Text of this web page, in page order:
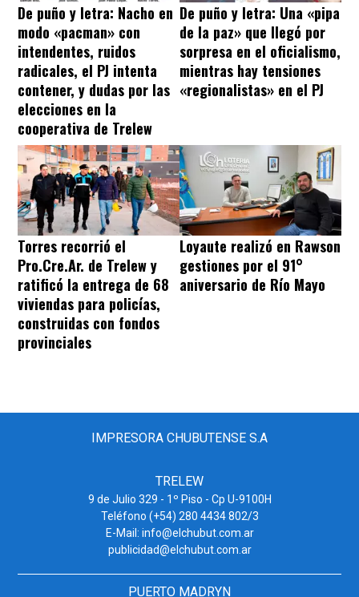
De puño y letra: Nacho en
modo «pacman» con
intendentes, ruidos
radicales, el PJ intenta
contener, y dudas por las
elecciones en la
cooperativa de Trelew
De puño y letra: Una «pipa
de la paz» que llegó por
sorpresa en el oficialismo,
mientras hay tensiones
«regionalistas» en el PJ
Torres recorrió el
Pro.Cre.Ar. de Trelew y
ratificó la entrega de 68
viviendas para policías,
construidas con fondos
provinciales
Loyaute realizó en Rawson
gestiones por el 91°
aniversario de Río Mayo
IMPRESORA CHUBUTENSE S.A
TRELEW
9 de Julio 329 - 1º Piso - Cp U-9100H
Teléfono (+54) 280 4434 802/3
E-Mail: info@elchubut.com.ar
publicidad@elchubut.com.ar
PUERTO MADRYN